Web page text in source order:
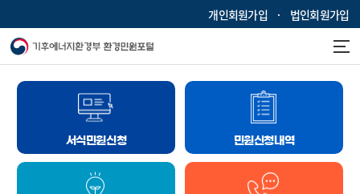
개인회원가입 법인회원가입
서식민원신청 민원신청내역